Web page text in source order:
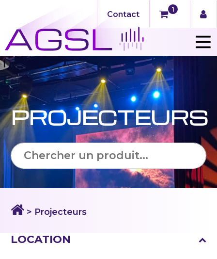
Contact
1
PROJECTEURS
> Projecteurs
LOCATION